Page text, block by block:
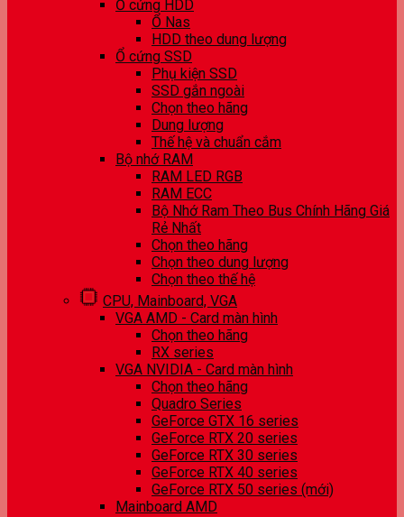
Ổ cứng HDD
Ổ Nas
HDD theo dung lượng
Ổ cứng SSD
Phụ kiện SSD
SSD gắn ngoài
Chọn theo hãng
Dung lượng
Thế hệ và chuẩn cắm
Bộ nhớ RAM
RAM LED RGB
RAM ECC
Bộ Nhớ Ram Theo Bus Chính Hãng Giá
Rẻ Nhất
Chọn theo hãng
Chọn theo dung lượng
Chọn theo thế hệ
CPU, Mainboard, VGA
VGA AMD - Card màn hình
Chọn theo hãng
RX series
VGA NVIDIA - Card màn hình
Chọn theo hãng
Quadro Series
GeForce GTX 16 series
GeForce RTX 20 series
GeForce RTX 30 series
GeForce RTX 40 series
GeForce RTX 50 series (mới)
Mainboard AMD